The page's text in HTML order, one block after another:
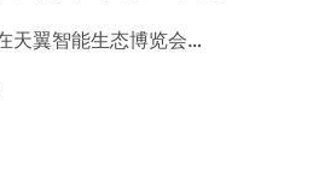
天翼智能生态博览会…